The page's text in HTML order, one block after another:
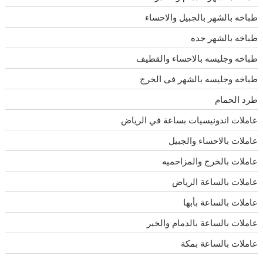
طباخه بالشهر بالجبيل والاحساء
طباخه بالشهر جده
طباخه وجليسه بالاحساء والقطيف
طباخه وجليسه بالشهر فى الخرج
طرد الحمام
عاملات اندونيسيات بساعة في الرياض
عاملات بالاحساء والجبيل
عاملات بالخرج والمزاحميه
عاملات بالساعة الرياض
عاملات بالساعة بأبها
عاملات بالساعة بالدمام والخبر
عاملات بالساعة بمكة